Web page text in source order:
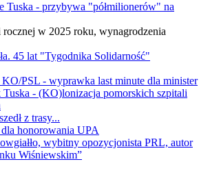
Tuska - przybywa "półmilionerów" na
w 2025 roku, wynagrodzenia
45 lat "Tygodnika Solidarność"
PSL - wyprawka last minute dla minister
- (KO)lonizacja pomorskich szpitali
z trasy...
honorowania UPA
wybitny opozycjonista PRL, autor
Wiśniewskim”